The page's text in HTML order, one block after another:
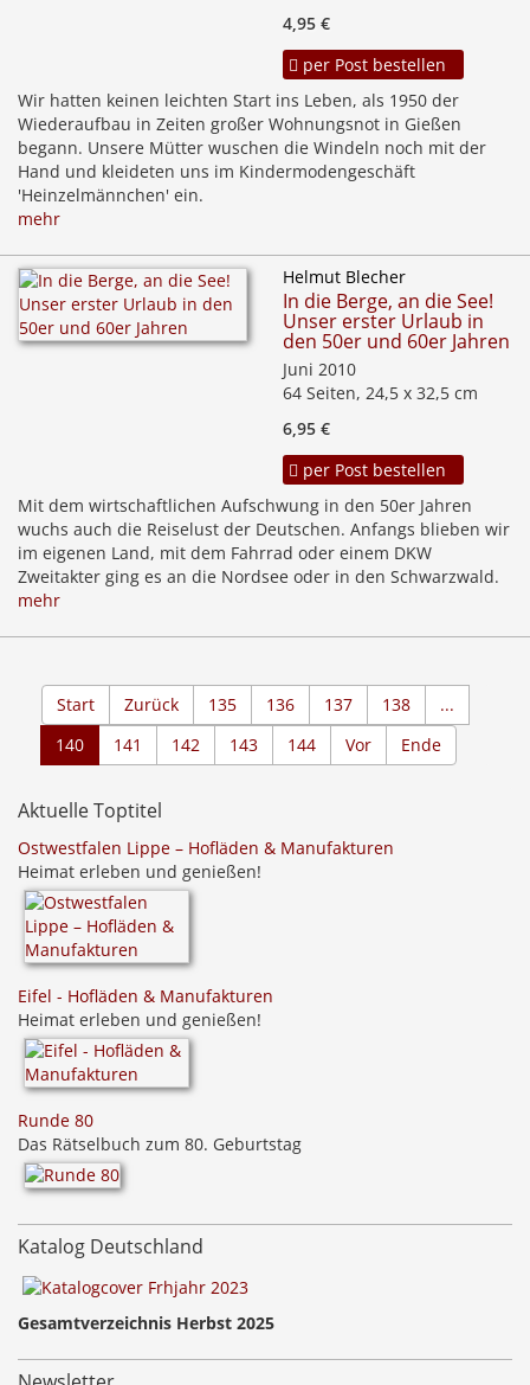
4,95 €
per Post bestellen
Wir hatten keinen leichten Start ins Leben, als 1950 der
Wiederaufbau in Zeiten großer Wohnungsnot in Gießen
begann. Unsere Mütter wuschen die Windeln noch mit der
Hand und kleideten uns im Kindermodengeschäft
'Heinzelmännchen' ein.
mehr
Helmut Blecher
In die Berge, an die See!
Unser erster Urlaub in
den 50er und 60er Jahren
Juni 2010
64 Seiten, 24,5 x 32,5 cm
6,95 €
per Post bestellen
Mit dem wirtschaftlichen Aufschwung in den 50er Jahren
wuchs auch die Reiselust der Deutschen. Anfangs blieben wir
im eigenen Land, mit dem Fahrrad oder einem DKW
Zweitakter ging es an die Nordsee oder in den Schwarzwald.
mehr
Start Zurück 135 136 137 138
...
140
141 142 143 144 Vor Ende
Aktuelle Toptitel
Ostwestfalen Lippe – Hofläden & Manufakturen
Heimat erleben und genießen!
Eifel - Hofläden & Manufakturen
Heimat erleben und genießen!
Runde 80
Das Rätselbuch zum 80. Geburtstag
Katalog Deutschland
Gesamtverzeichnis Herbst 2025